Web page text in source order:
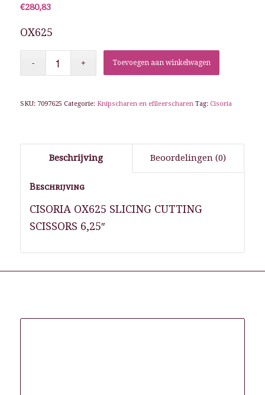
€280,83
OX625
Toevoegen aan winkelwagen
SKU: 7097625 Categorie: Knipscharen en efileerscharen Tag: Cisoria
Beschrijving Beoordelingen (0)
Beschrijving
CISORIA OX625 SLICING CUTTING
SCISSORS 6,25″